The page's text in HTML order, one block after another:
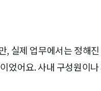
실제 업무에서는 정해
었어요. 사내 구성원이